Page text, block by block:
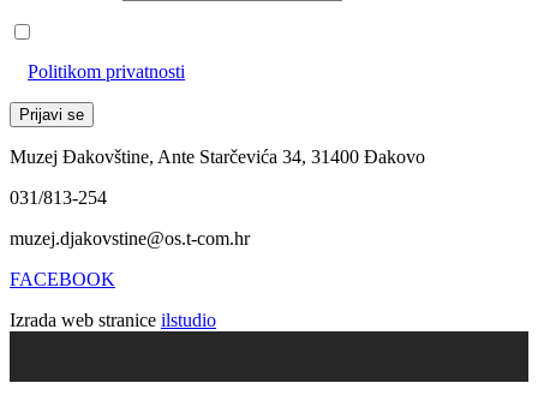
Politikom privatnosti
Muzej Đakovštine, Ante Starčevića 34, 31400 Đakovo
031/813-254
muzej.djakovstine@os.t-com.hr
FACEBOOK
Izrada web stranice ilstudio